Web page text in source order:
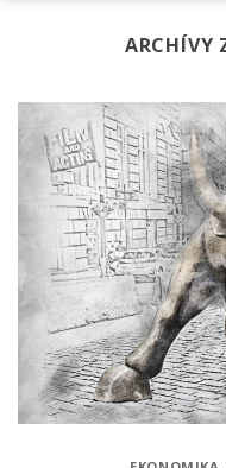
ARCHÍVY